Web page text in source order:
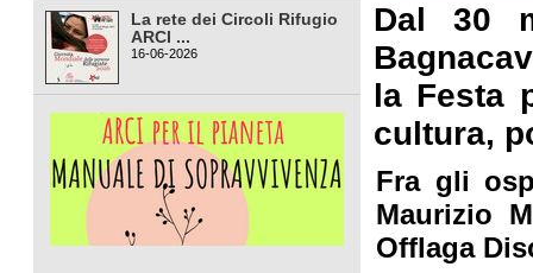
La rete dei Circoli Rifugio
ARCI ...
16-06-2026
Dal 30
la Festa
cultura,
Fra gli
Maurizio
Offlaga